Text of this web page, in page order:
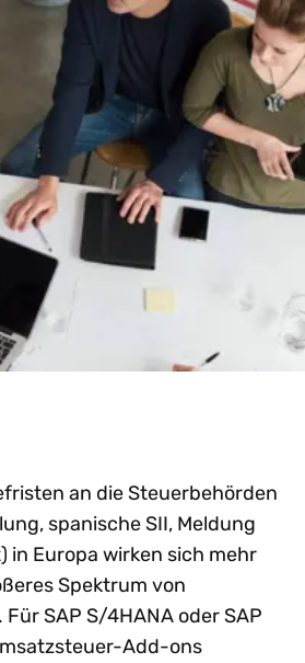
an die Steuerbehörden
spanische SII, Meldung
in Europa wirken sich mehr
Spektrum von
SAP S/4HANA oder SAP
Add-ons